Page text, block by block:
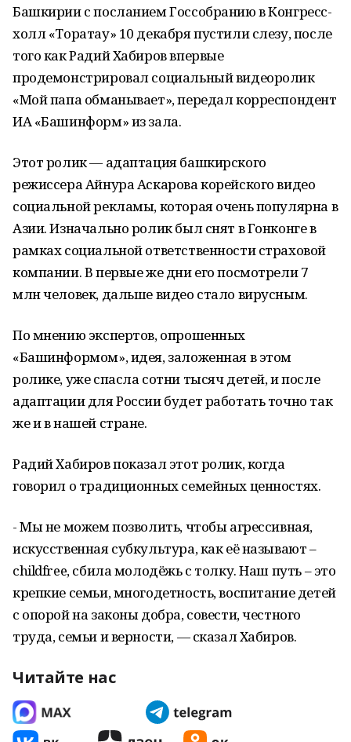
Башкирии с посланием Госсобранию в Конгресс-
холл «Торатау» 10 декабря пустили слезу, после
того как Радий Хабиров впервые
продемонстрировал социальный видеоролик
«Мой папа обманывает», передал корреспондент
ИА «Башинформ» из зала.
Этот ролик — адаптация башкирского
режиссера Айнура Аскарова корейского видео
социальной рекламы, которая очень популярна в
Азии. Изначально ролик был снят в Гонконге в
рамках социальной ответственности страховой
компании. В первые же дни его посмотрели 7
млн человек, дальше видео стало вирусным.
По мнению экспертов, опрошенных
«Башинформом», идея, заложенная в этом
ролике, уже спасла сотни тысяч детей, и после
адаптации для России будет работать точно так
же и в нашей стране.
Радий Хабиров показал этот ролик, когда
говорил о традиционных семейных ценностях.
- Мы не можем позволить, чтобы агрессивная,
искусственная субкультура, как её называют –
childfree, сбила молодёжь с толку. Наш путь – это
крепкие семьи, многодетность, воспитание детей
с опорой на законы добра, совести, честного
труда, семьи и верности, — сказал Хабиров.
Читайте нас